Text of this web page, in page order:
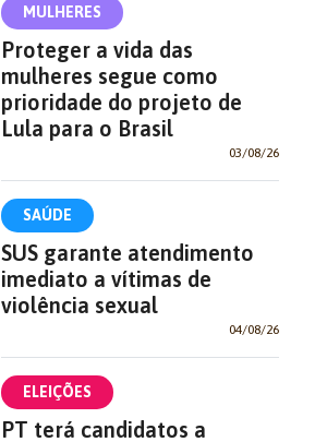
MULHERES
Proteger a vida das
mulheres segue como
prioridade do projeto de
Lula para o Brasil
03/08/26
SAÚDE
SUS garante atendimento
imediato a vítimas de
violência sexual
04/08/26
ELEIÇÕES
PT terá candidatos a